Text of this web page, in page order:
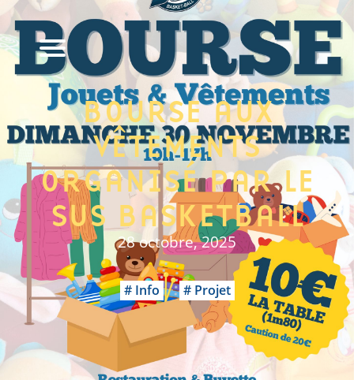
BOURSE AUX
VÊTEMENTS
ORGANISÉ PAR LE
SUS BASKETBALL
28 octobre, 2025
Info Projet